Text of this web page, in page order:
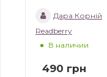
Дара Корній
Readberry
В наличии
490 грн